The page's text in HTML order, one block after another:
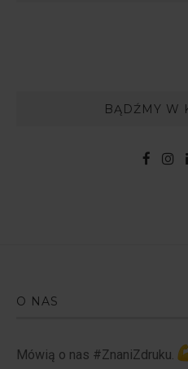
BĄDŹMY W
O NAS
Mówią o nas #ZnaniZdruku.